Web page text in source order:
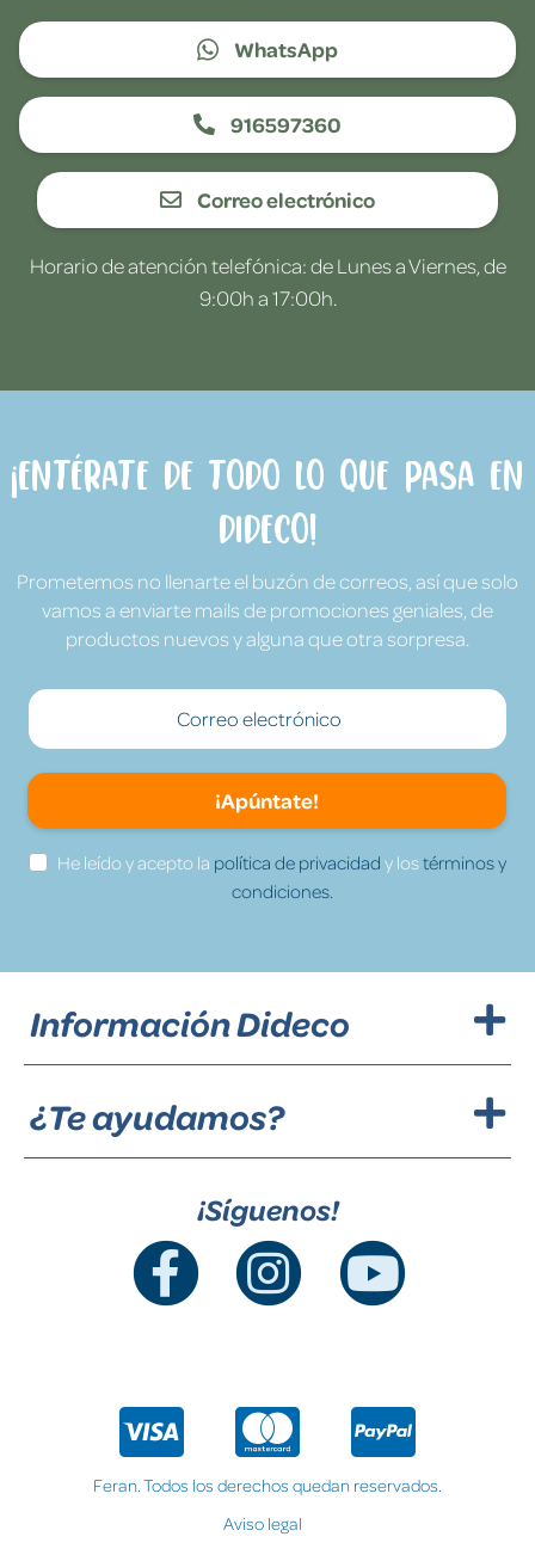
WhatsApp
916597360
Correo electrónico
Horario de atención telefónica: de Lunes a Viernes, de
9:00h a 17:00h.
¡Entérate de todo lo que pasa en
Dideco!
Prometemos no llenarte el buzón de correos, así que solo
vamos a enviarte mails de promociones geniales, de
productos nuevos y alguna que otra sorpresa.
¡Apúntate!
He leído y acepto la política de privacidad y lostérminos y
condiciones.
Información Dideco
¿Te ayudamos?
¡Síguenos!
Feran. Todos los derechos quedan reservados.
Aviso legal